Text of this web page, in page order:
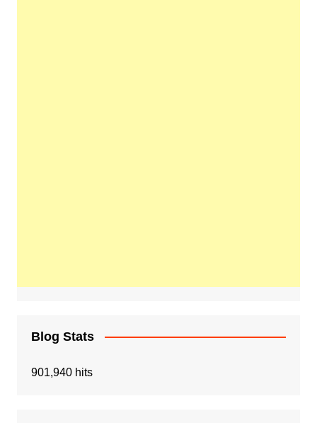
Blog Stats
901,940 hits